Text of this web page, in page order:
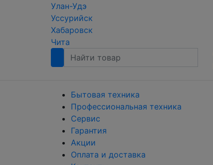
Улан-Удэ
Уссурийск
Хабаровск
Чита
Бытовая техника
Профессиональная техника
Сервис
Гарантия
Акции
Оплата и доставка